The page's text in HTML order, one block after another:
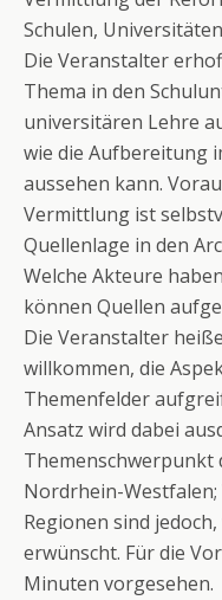
Schulen,
Die Veranstalter
Thema in den
universitären Lehre
wie die Aufbereitung
aussehen kann.
Vermittlung ist
Quellenlage in den
Welche Akteure
können Quellen
Die Veranstalter
willkommen, die
Themenfelder
Ansatz wird dabei
Nordrhein-
Regionen sind
erwünscht. Für die
Minuten vorgesehen.